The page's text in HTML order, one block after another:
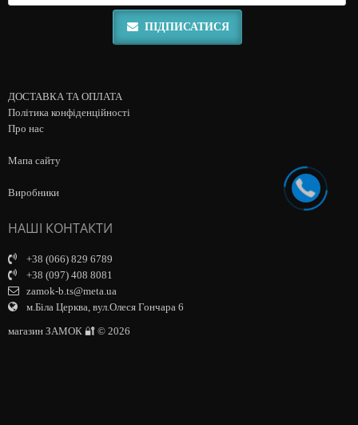
ПІДПИСАТИСЯ
ДОСТАВКА ТА ОПЛАТА
Політика конфіденційності
Про нас
Мапа сайту
Виробники
НАШІ КОНТАКТИ
+38 (066) 829 6789
+38 (097) 408 8081
zamok-b.ts@meta.ua
м.Біла Церква, вул.Олеся Гончара 6
магазин ЗАМОК 🔐 © 2026